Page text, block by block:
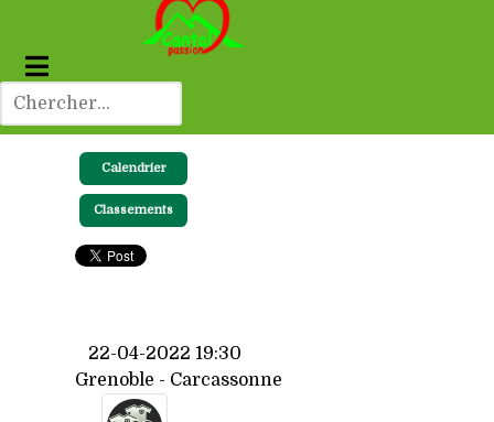
Calendrier
Classements
22-04-2022 19:30
Grenoble - Carcassonne